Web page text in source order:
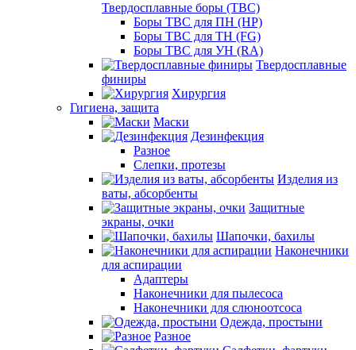
Твердосплавные боры (ТВС)
Боры ТВС для ПН (HP)
Боры ТВС для ТН (FG)
Боры ТВС для УН (RA)
Твердосплавные
финиры
Хирургия
Гигиена, защита
Маски
Дезинфекция
Разное
Слепки, протезы
Изделия из
ваты, абсорбенты
Защитные
экраны, очки
Шапочки, бахилы
Наконечники
для аспирации
Адаптеры
Наконечники для пылесоса
Наконечники для слюноотсоса
Одежда, простыни
Разное